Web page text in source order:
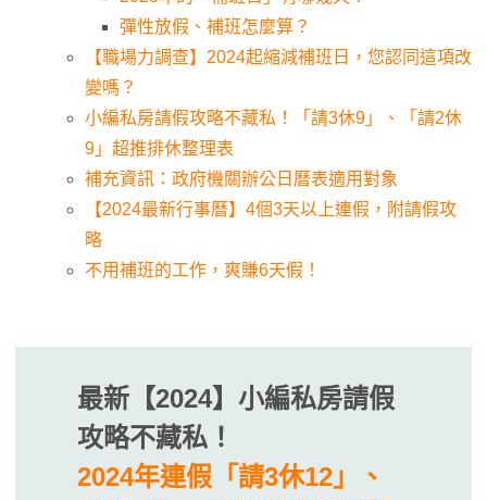
彈性放假、補班怎麼算？
【職場力調查】2024起縮減補班日，您認同這項改
變嗎？
小編私房請假攻略不藏私！「請3休9」、「請2休
9」超推排休整理表
補充資訊：政府機關辦公日曆表適用對象
【2024最新行事曆】4個3天以上連假，附請假攻
略
不用補班的工作，爽賺6天假！
最新【2024】小編私房請假
攻略不藏私！
2024年連假「請3休12」、